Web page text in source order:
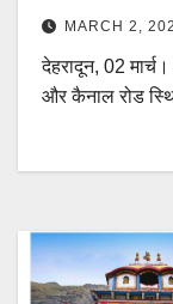
MARCH 2,
देहरादून, 02
और कैनाल रोड